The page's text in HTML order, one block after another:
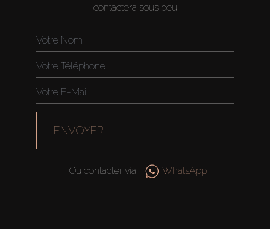
contactera sous peu
ENVOYER
Ou contacter via WhatsApp